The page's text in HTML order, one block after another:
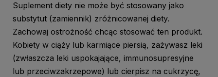
Suplement diety nie może być stosowany jako
substytut (zamiennik) zróżnicowanej diety.
Zachowaj ostrożność chcąc stosować ten produkt.
Kobiety w ciąży lub karmiące piersią, zażywasz leki
(zwłaszcza leki uspokajające, immunosupresyjne
lub przeciwzakrzepowe) lub cierpisz na cukrzycę,